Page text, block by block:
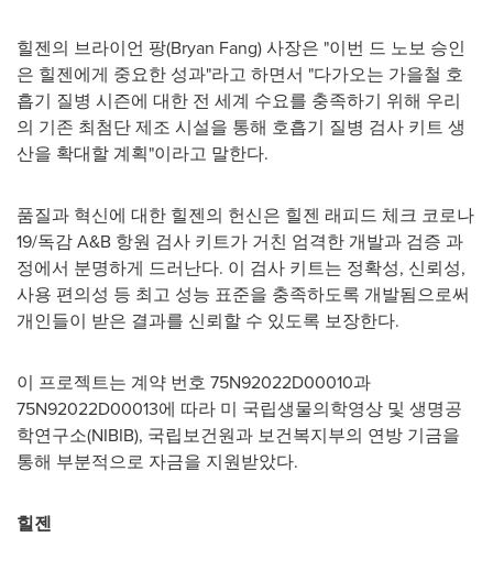
힐젠의 브라이언 팡(Bryan Fang) 사장은 "이번 드 노보 승인
은 힐젠에게 중요한 성과"라고 하면서 "다가오는 가을철 호
흡기 질병 시즌에 대한 전 세계 수요를 충족하기 위해 우리
의 기존 최첨단 제조 시설을 통해 호흡기 질병 검사 키트 생
산을 확대할 계획"이라고 말한다.
품질과 혁신에 대한 힐젠의 헌신은 힐젠 래피드 체크 코로나
19/독감 A&B 항원 검사 키트가 거친 엄격한 개발과 검증 과
정에서 분명하게 드러난다. 이 검사 키트는 정확성, 신뢰성,
사용 편의성 등 최고 성능 표준을 충족하도록 개발됨으로써
개인들이 받은 결과를 신뢰할 수 있도록 보장한다.
이 프로젝트는 계약 번호 75N92022D00010과
75N92022D00013에 따라 미 국립생물의학영상 및 생명공
학연구소(NIBIB), 국립보건원과 보건복지부의 연방 기금을
통해 부분적으로 자금을 지원받았다.
힐젠